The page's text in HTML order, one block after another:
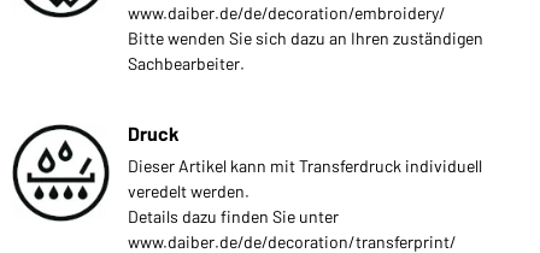
www.daiber.de/de/decoration/embroidery/
Bitte wenden Sie sich dazu an Ihren zuständigen
Sachbearbeiter.
Druck
Dieser Artikel kann mit Transferdruck individuell
veredelt werden.
Details dazu finden Sie unter
www.daiber.de/de/decoration/transferprint/